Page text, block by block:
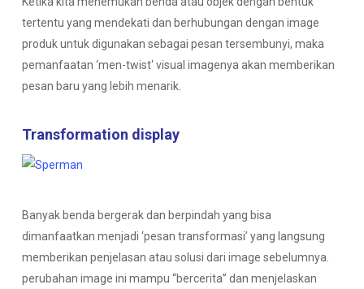
tertentu yang mendekati dan berhubungan dengan image
produk untuk digunakan sebagai pesan tersembunyi, maka
pemanfaatan ‘men-twist‘ visual imagenya akan memberikan
pesan baru yang lebih menarik.
Transformation display
Banyak benda bergerak dan berpindah yang bisa
dimanfaatkan menjadi ‘pesan transformasi’ yang langsung
memberikan penjelasan atau solusi dari image sebelumnya.
perubahan image ini mampu “bercerita” dan menjelaskan